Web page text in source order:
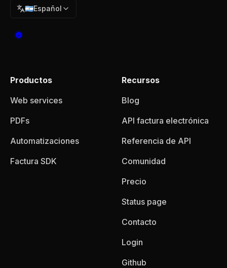
🇦🇷Español
Productos
Web services
PDFs
Automatizaciones
Factura SDK
Recursos
Blog
API factura electrónica
Referencia de API
Comunidad
Precio
Status page
Contacto
Login
Github